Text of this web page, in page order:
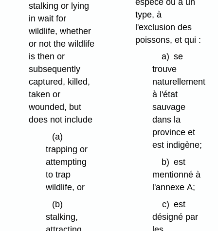
stalking or lying
in wait for
wildlife, whether
or not the wildlife
is then or
subsequently
captured, killed,
taken or
wounded, but
does not include
(a)
trapping or
attempting
to trap
wildlife, or
(b)
stalking,
type, à
l'exclusion des
poissons, et qui :
a) se
trouve
naturellement
à l'état
sauvage
dans la
province et
est indigène;
b) est
mentionné à
l'annexe A;
c) est
désigné par